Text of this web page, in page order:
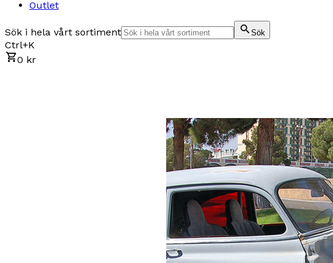
Outlet
Sök i hela vårt sortiment Sök
Ctrl+K
0 kr